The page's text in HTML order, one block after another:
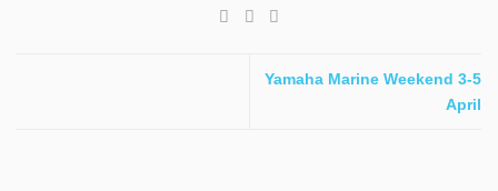
Yamaha Marine Weekend 3-5
April